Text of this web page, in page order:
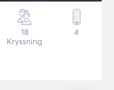
18
Kryssning
4